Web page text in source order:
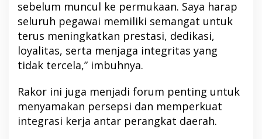
sebelum muncul ke permukaan. Saya harap
seluruh pegawai memiliki semangat untuk
terus meningkatkan prestasi, dedikasi,
loyalitas, serta menjaga integritas yang
tidak tercela,” imbuhnya.
Rakor ini juga menjadi forum penting untuk
menyamakan persepsi dan memperkuat
integrasi kerja antar perangkat daerah.